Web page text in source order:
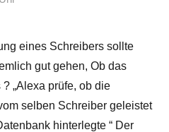
eines Schreibers sollte
gut gehen, Ob das
„Alexa prüfe, ob die
selben Schreiber geleistet
hinterlegte “ Der